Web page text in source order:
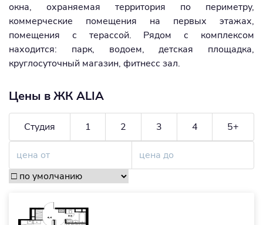
окна, охраняемая территория по периметру,
коммерческие помещения на первых этажах,
помещения с терассой. Рядом с комплексом
находится: парк, водоем, детская площадка,
круглосуточный магазин, фитнесс зал.
Цены в ЖК ALIA
Студия 1 2 3 4 5+